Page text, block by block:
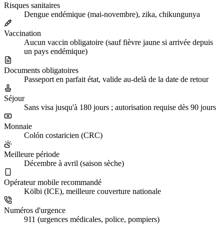
Risques sanitaires
Dengue endémique (mai-novembre), zika, chikungunya
Vaccination
Aucun vaccin obligatoire (sauf fièvre jaune si arrivée depuis
un pays endémique)
Documents obligatoires
Passeport en parfait état, valide au-delà de la date de retour
Séjour
Sans visa jusqu'à 180 jours ; autorisation requise dès 90 jours
Monnaie
Colón costaricien (CRC)
Meilleure période
Décembre à avril (saison sèche)
Opérateur mobile recommandé
Kölbi (ICE), meilleure couverture nationale
Numéros d'urgence
911 (urgences médicales, police, pompiers)